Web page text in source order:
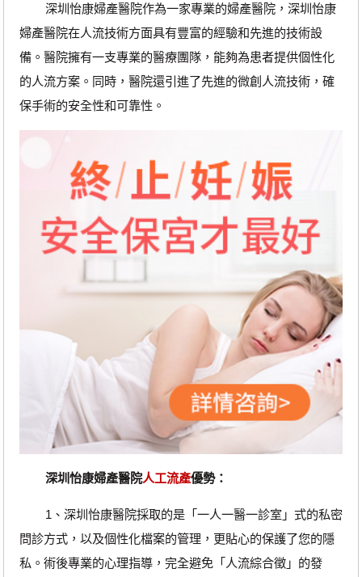
深圳怡康婦產醫院作為一家專業的婦產醫院，深圳怡康
婦產醫院在人流技術方面具有豐富的經驗和先進的技術設
備。醫院擁有一支專業的醫療團隊，能夠為患者提供個性化
的人流方案。同時，醫院還引進了先進的微創人流技術，確
保手術的安全性和可靠性。
深圳怡康婦產醫院人工流產優勢：
1、深圳怡康醫院採取的是「一人一醫一診室」式的私密
問診方式，以及個性化檔案的管理，更貼心的保護了您的隱
私。術後專業的心理指導，完全避免「人流綜合徵」的發